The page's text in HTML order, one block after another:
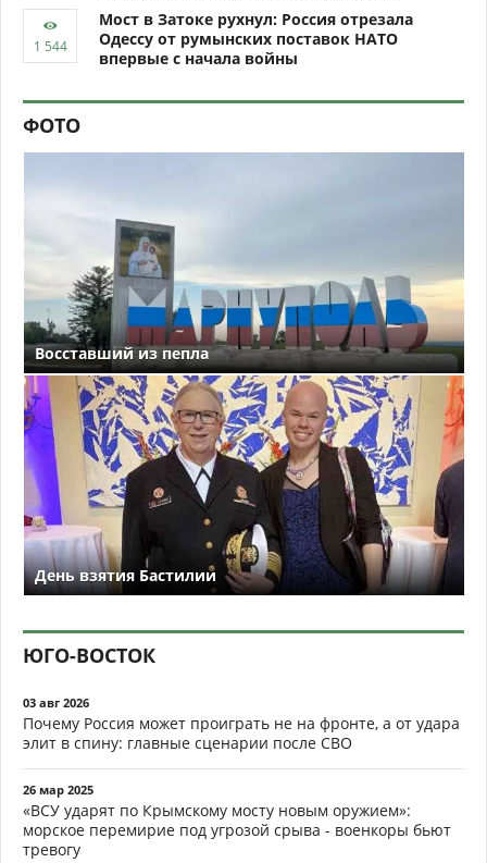
Мост в Затоке рухнул: Россия отрезала
Одессу от румынских поставок НАТО
впервые с начала войны
ФОТО
Восставший из пепла
День взятия Бастилии
ЮГО-ВОСТОК
03 авг 2026
Почему Россия может проиграть не на фронте, а от удара
элит в спину: главные сценарии после СВО
26 мар 2025
«ВСУ ударят по Крымскому мосту новым оружием»:
морское перемирие под угрозой срыва - военкоры бьют
тревогу